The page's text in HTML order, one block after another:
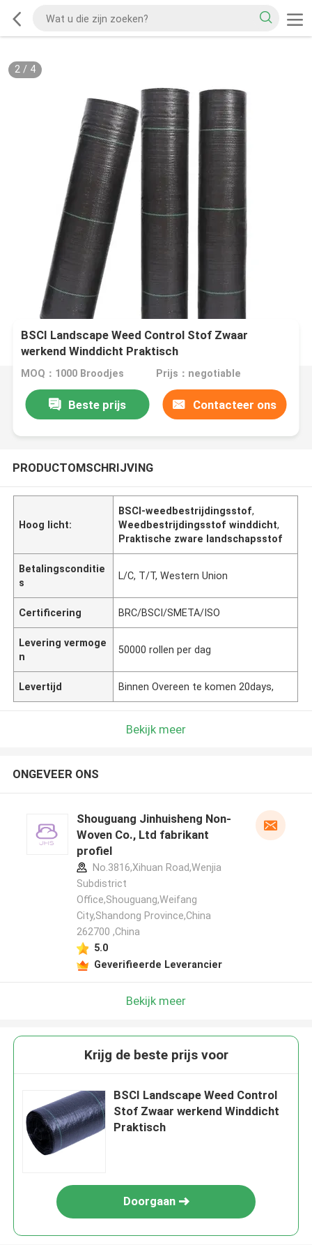
2/ 4
BSCI Landscape Weed Control Stof Zwaar
werkend Winddicht Praktisch
MOQ：1000 Broodjes Prijs：negotiable
Beste prijs Contacteer ons
PRODUCTOMSCHRIJVING
Hoog licht:
BSCI-weedbestrijdingsstof,
Weedbestrijdingsstof winddicht,
Praktische zware landschapsstof
Betalingsconditie
s
L/C, T/T, Western Union
Certificering BRC/BSCI/SMETA/ISO
Levering vermoge
n
50000 rollen per dag
Levertijd Binnen Overeen te komen 20days,
Bekijk meer
ONGEVEER ONS
Shouguang Jinhuisheng Non-
Woven Co., Ltd fabrikant
profiel
No.3816,Xihuan Road,Wenjia
Subdistrict
Office,Shouguang,Weifang
City,Shandong Province,China
262700 ,China
5.0
Geverifieerde Leverancier
Bekijk meer
Krijg de beste prijs voor
BSCI Landscape Weed Control
Stof Zwaar werkend Winddicht
Praktisch
Doorgaan